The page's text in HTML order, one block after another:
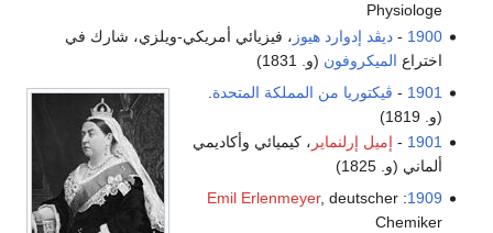
Physiologe
1900
-ديڤد إدوارد هيوز ، فيزيائي أمريكي-ويلزي، شارك في
اختراع الميكروفون (و. 1831)
1901
- ڤيكتوريا من المملكة المتحدة
(و. 1819)
1901
- إميل إرلنماير ، كيميائي وأكاديمي
ألماني (و. 1825)
1909
:
Emil Erlenmeyer, deutscher
Chemiker